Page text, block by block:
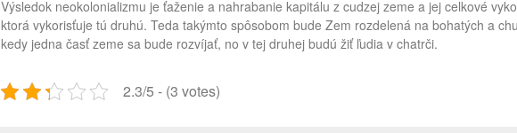
Výsledok neokolonializmu je ťaženie a nahrabanie kapitálu z cudzej zeme a jej celkové
ktorá vykorisťuje tú druhú. Teda takýmto spôsobom bude Zem rozdelená na bohatých a
kedy jedna časť zeme sa bude rozvíjať, no v tej druhej budú žiť ľudia v chatrči.
2.3/5 - (3 votes)